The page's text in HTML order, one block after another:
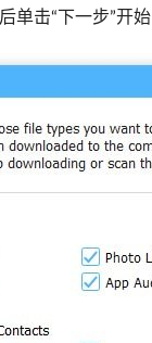
单击“下一步”开始